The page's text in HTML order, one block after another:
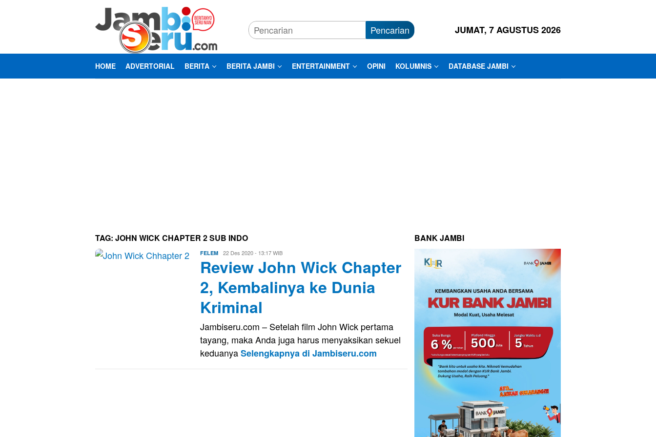
Pencarian JUMAT, 7 AGUSTUS 2026
HOME ADVERTORIAL BERITA BERITA JAMBI ENTERTAINMENT OPINI KOLUMNIS DATABASE JAMBI
TAG: JOHN WICK CHAPTER 2 SUB INDO
FELEM Eri
Saputra
22 Des 2020 - 13:17 WIB
Review John Wick Chapter
2, Kembalinya ke Dunia
Kriminal
Jambiseru.com – Setelah film John Wick pertama
tayang, maka Anda juga harus menyaksikan sekuel
keduanyaSelengkapnya di Jambiseru.com
BANK JAMBI